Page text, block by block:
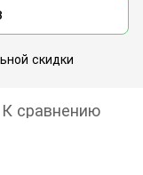
скидки
К сравнению